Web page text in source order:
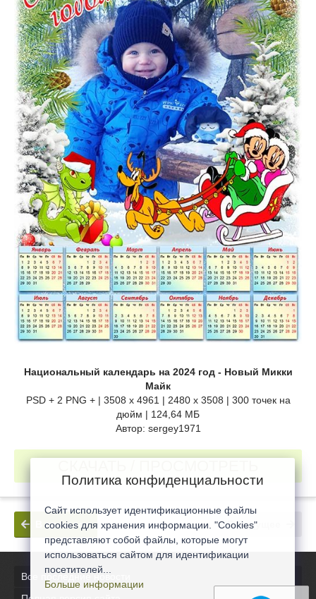
Национальный календарь на 2024 год - Новый Микки
Майк
PSD + 2 PNG + | 3508 x 4961 | 2480 x 3508 | 300 точек на
дюйм | 124,64 МБ
Автор: sergey1971
В будущее
В прошлое
Все последние новости
Политика конфиденциальности
Сайт использует идентификационные файлы
cookies для хранения информации. "Cookies"
представляют собой файлы, которые могут
использоваться сайтом для идентификации
посетителей...
Больше информации